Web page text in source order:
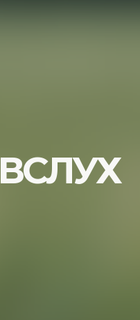
ВСЛУХ